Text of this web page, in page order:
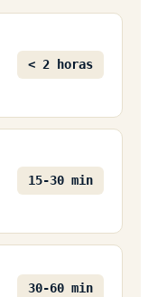
< 2 horas
15-30 min
30-60 min